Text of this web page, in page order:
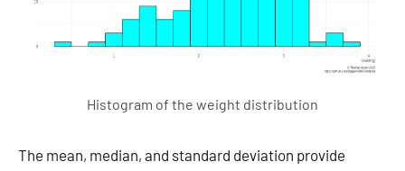
Histogram of the weight distribution
The mean, median, and standard deviation provide